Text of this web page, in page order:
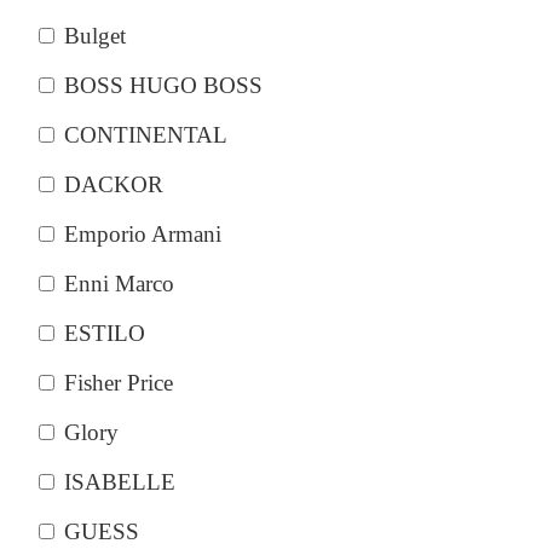
Bulget
BOSS HUGO BOSS
CONTINENTAL
DACKOR
Emporio Armani
Enni Marco
ESTILO
Fisher Price
Glory
ISABELLE
GUESS